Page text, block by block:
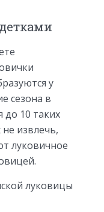
у
сезона в
до 10 таких
извлечь,
луковичное
луковицы